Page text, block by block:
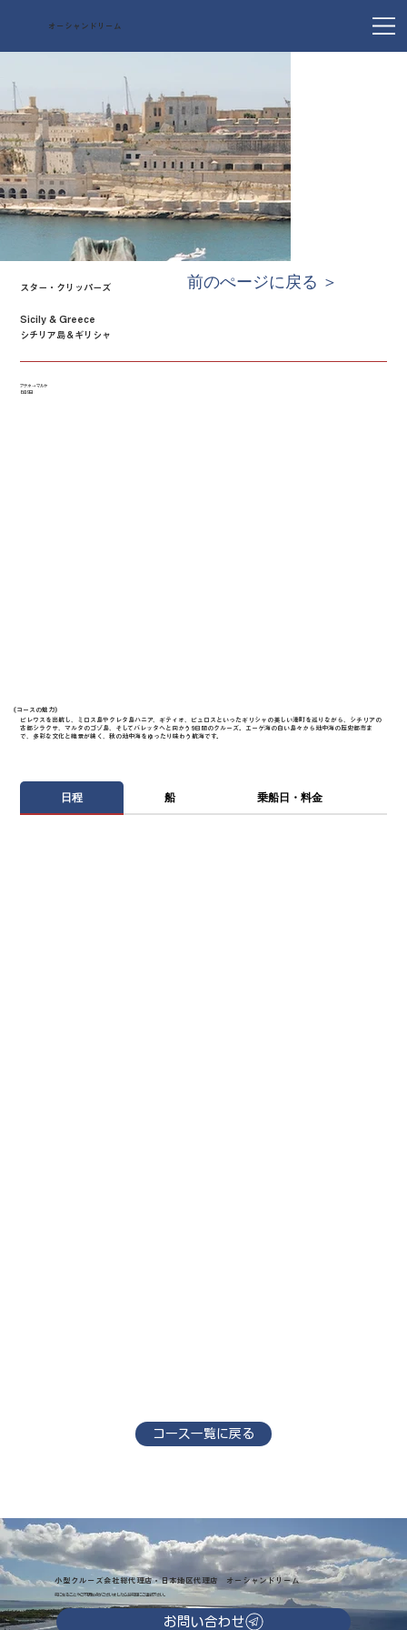
オーシャンドリーム
《​コースの魅力》
ピレウスを出航し、ミロス島やクレタ島ハニア、ギティオ、ピュロスといったギリシャの美しい港町を巡りながら、シチリアの
古都シラクサ、マルタのゴゾ島、そしてバレッタへと向かう9日間のクルーズ。エーゲ海の白い島々から地中海の歴史都市ま
で、多彩な文化と絶景が続く、秋の地中海をゆったり味わう航海です。
日程 船 乗船日・料金
コース一覧に戻る
スター・クリッパーズ
Sicily & Greece
シチリア島＆ギリシャ
アテネ → マルタ
8泊9日
前のぺージに戻る ＞
小型クルーズ会社総代理店・日本地区代理店 オーシャンドリーム
気になることやご不明な点がございましたらお気軽にご連絡下さい。
お問い合わせ